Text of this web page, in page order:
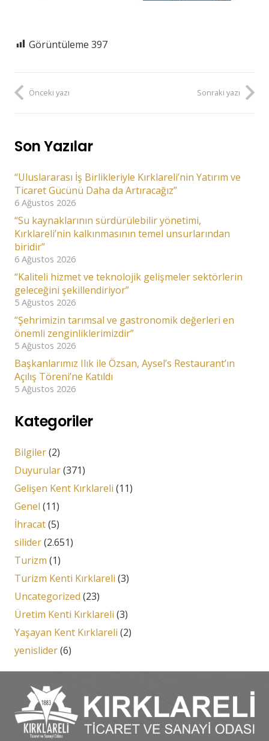
Görüntüleme 397
Önceki yazı Sonraki yazı
Son Yazılar
“Uluslararası İş Birlikleriyle Kırklareli’nin Yatırım ve
Ticaret Gücünü Daha da Artıracağız”
6 Ağustos 2026
“Su kaynaklarının sürdürülebilir yönetimi,
Kırklareli’nin kalkınmasının temel unsurlarından
biridir”
6 Ağustos 2026
“Kaliteli hizmet ve teknolojik gelişmeler sektörlerin
geleceğini şekillendiriyor”
5 Ağustos 2026
“Şehrimizin tarımsal ve gastronomik değerleri en
önemli zenginliklerimizdir”
5 Ağustos 2026
Başkanlarımız Ilık ile Özsan, Aysel’s Restaurant’ın
Açılış Töreni’ne Katıldı
5 Ağustos 2026
Kategoriler
Bilgiler(2)
Duyurular(371)
Gelişen Kent Kırklareli (11)
Genel (11)
İhracat(5)
silider(2.651)
Turizm (1)
Turizm Kenti Kırklareli (3)
Uncategorized (23)
Üretim Kenti Kırklareli (3)
Yaşayan Kent Kırklareli (2)
yenislider(6)